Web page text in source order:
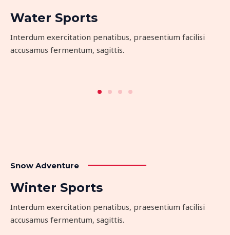
Water Sports
Interdum exercitation penatibus, praesentium facilisi
accusamus fermentum, sagittis.
Snow Adventure
Winter Sports
Interdum exercitation penatibus, praesentium facilisi
accusamus fermentum, sagittis.